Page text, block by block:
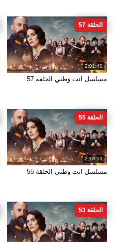
2:01:40
الحلقة 57
مسلسل انت وطني الحلقة 57
2:18:53
الحلقة 55
مسلسل انت وطني الحلقة 55
الحلقة 53